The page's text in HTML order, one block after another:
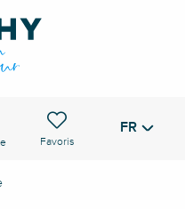
Voir les favoris FR